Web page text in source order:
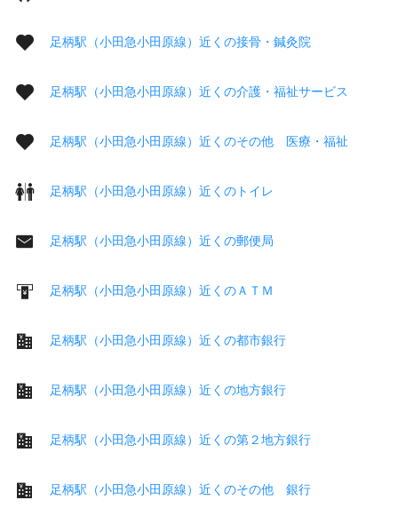
足柄駅（小田急小田原線）近くの接骨・鍼灸院
足柄駅（小田急小田原線）近くの介護・福祉サービス
足柄駅（小田急小田原線）近くのその他 医療・福祉
足柄駅（小田急小田原線）近くのトイレ
足柄駅（小田急小田原線）近くの郵便局
足柄駅（小田急小田原線）近くのＡＴＭ
足柄駅（小田急小田原線）近くの都市銀行
足柄駅（小田急小田原線）近くの地方銀行
足柄駅（小田急小田原線）近くの第２地方銀行
足柄駅（小田急小田原線）近くのその他 銀行